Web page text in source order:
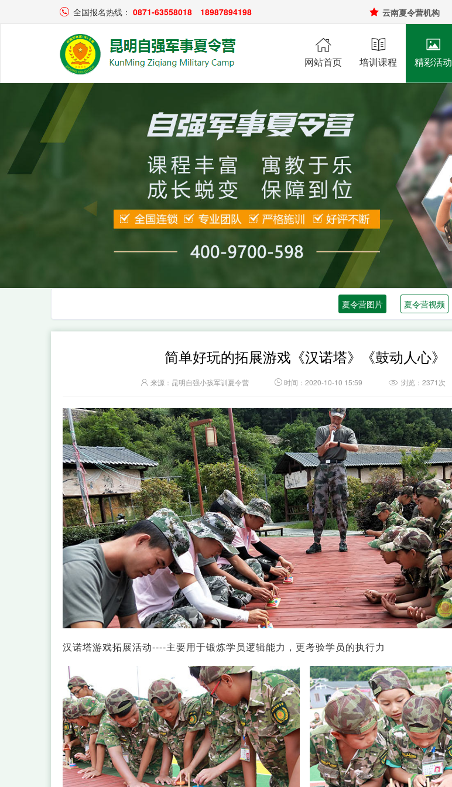
 全国报名热线： 0871-63558018 18987894198  云南夏令营机构

网站首页

培训课程

精彩活动
夏令营图片 夏令营视频
简单好玩的拓展游戏《汉诺塔》《鼓动人心》
 来源：昆明自强小孩军训夏令营  时间：2020-10-10 15:59  浏览：2371次
汉诺塔游戏拓展活动----主要用于锻炼学员逻辑能力，更考验学员的执行力